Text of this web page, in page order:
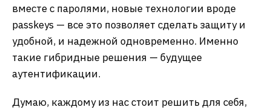
вместе с паролями, новые технологии вроде
passkeys — все это позволяет сделать защиту и
удобной, и надежной одновременно. Именно
такие гибридные решения — будущее
аутентификации.
Думаю, каждому из нас стоит решить для себя,